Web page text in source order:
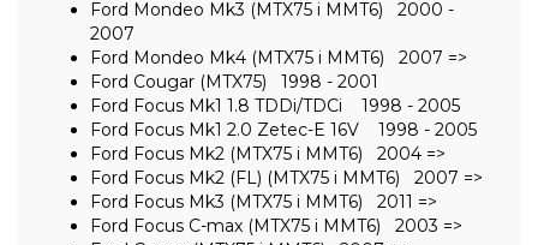
Ford Mondeo Mk3 (MTX75 i MMT6) 2000 -
2007
Ford Mondeo Mk4 (MTX75 i MMT6) 2007 =>
Ford Cougar (MTX75) 1998 - 2001
Ford Focus Mk1 1.8 TDDi/TDCi 1998 - 2005
Ford Focus Mk1 2.0 Zetec-E 16V 1998 - 2005
Ford Focus Mk2 (MTX75 i MMT6) 2004 =>
Ford Focus Mk2 (FL) (MTX75 i MMT6) 2007 =>
Ford Focus Mk3 (MTX75 i MMT6) 2011 =>
Ford Focus C-max (MTX75 i MMT6) 2003 =>